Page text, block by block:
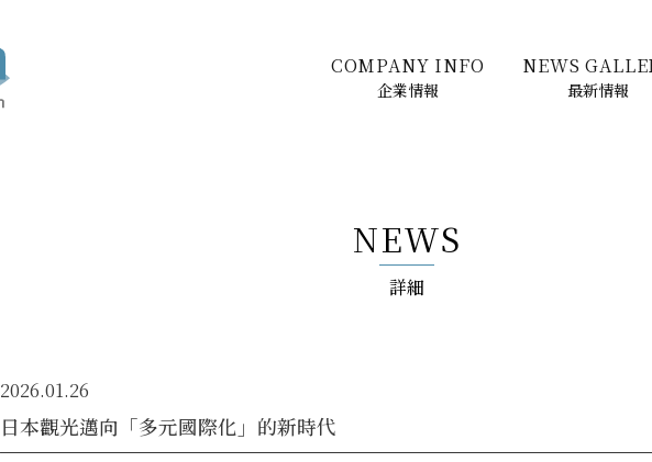
COMPANY INFO
企業情報
NEWS
最新情報
NEWS
詳細
2026.01.26
日本觀光邁向「多元國際化」的新時代